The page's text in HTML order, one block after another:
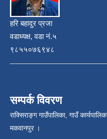
हरि बहादुर प्रजा
वडाध्यक्ष, वडा नं.५
९८५५०७६९४८
सम्पर्क विवरण
राक्सिराङ्ग गाउँपालिका, गाउँ
मकवानपुर ।